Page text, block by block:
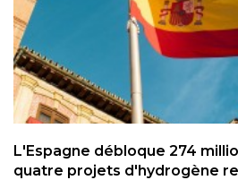
L'Espagne débloque 274
quatre projets d'hydrogène